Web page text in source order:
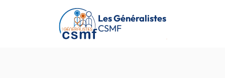
Passer au contenu principal
Les Généralistes
CSMF